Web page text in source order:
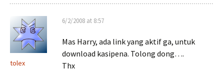
tolex
6/2/2008 at 8:57
Mas Harry, ada link yang aktif ga, untuk
download kasipena. Tolong dong….
Thx